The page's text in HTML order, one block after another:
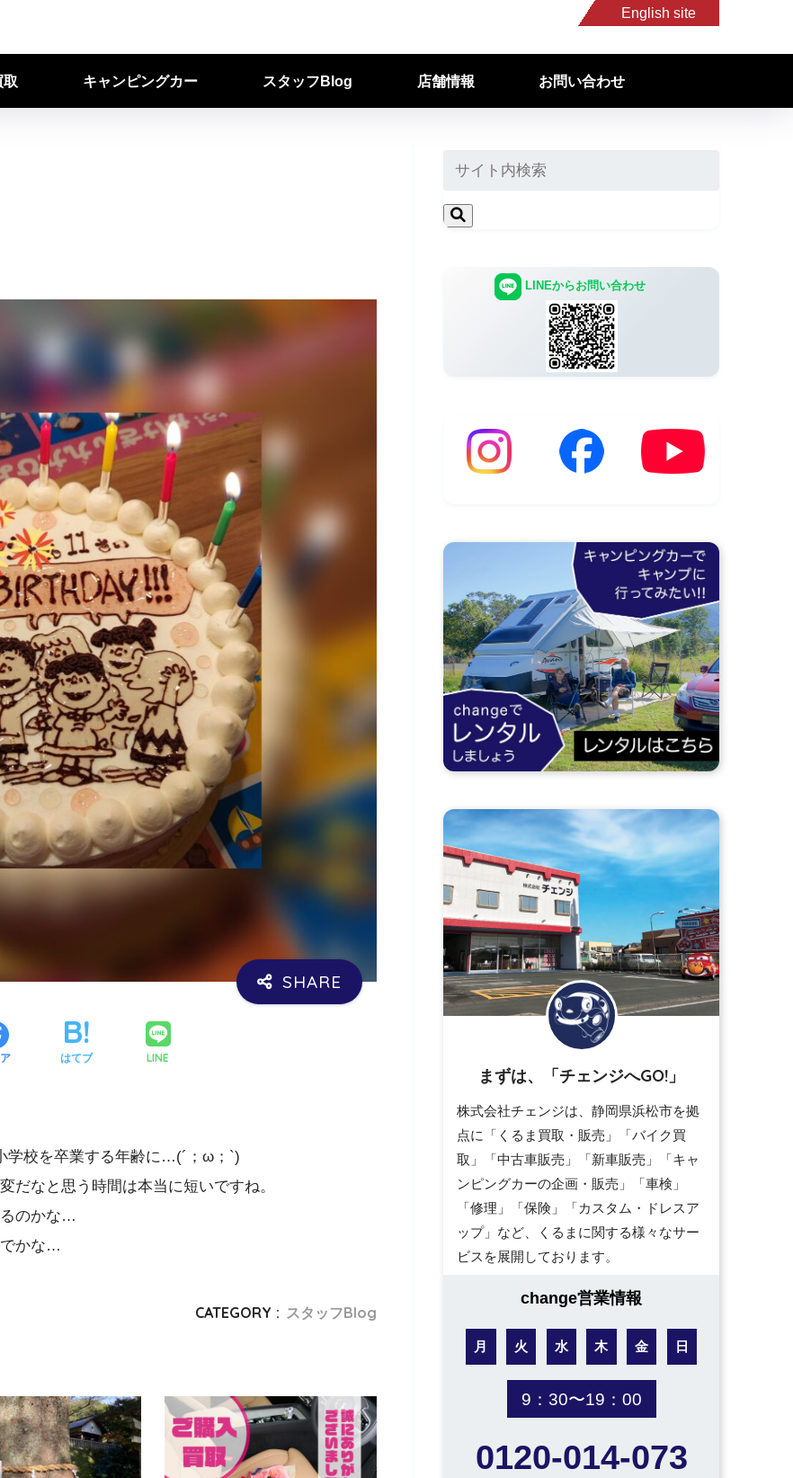
English site
取 キャンピングカー スタッフBlog 店舗情報 お問い合わせ
はてブ LINE
学校を卒業する年齢に…(´；ω；`)
だなと思う時間は本当に短いですね。
のかな…
でかな…
CATEGORY : スタッフBlog
LINEからお問い合わせ
まずは、「チェンジへGO!」
株式会社チェンジは、静岡県浜松市を拠
点に「くるま買取・販売」「バイク買
取」「中古車販売」「新車販売」「キャ
ンピングカーの企画・販売」「車検」
「修理」「保険」「カスタム・ドレスア
ップ」など、くるまに関する様々なサー
ビスを展開しております。
change営業情報
月 火 水 木 金 日
9：30〜19：00
0120-014-073